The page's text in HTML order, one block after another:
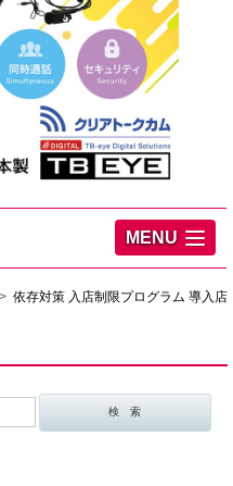
MENU
依存対策 入店制限プログラム 導入店